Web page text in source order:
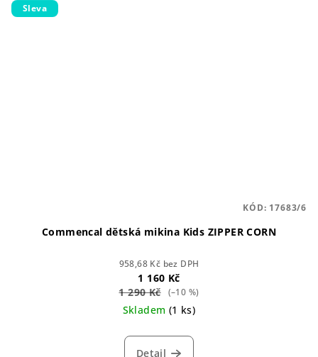
Sleva
Commencal dětská mikina Kids ZIPPER CORN
958,68 Kč bez DPH
1 160 Kč
1 290 Kč
(–10 %)
Skladem (1 ks)
Detail
KÓD: 17683/6